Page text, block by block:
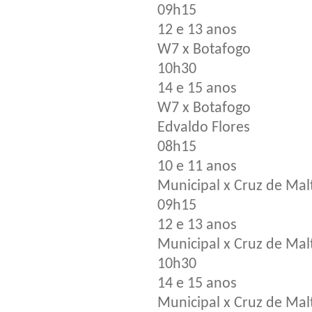
09h15
12 e 13 anos
W7 x Botafogo
10h30
14 e 15 anos
W7 x Botafogo
Edvaldo Flores
08h15
10 e 11 anos
Municipal x Cruz de
09h15
12 e 13 anos
Municipal x Cruz de
10h30
14 e 15 anos
Municipal x Cruz de